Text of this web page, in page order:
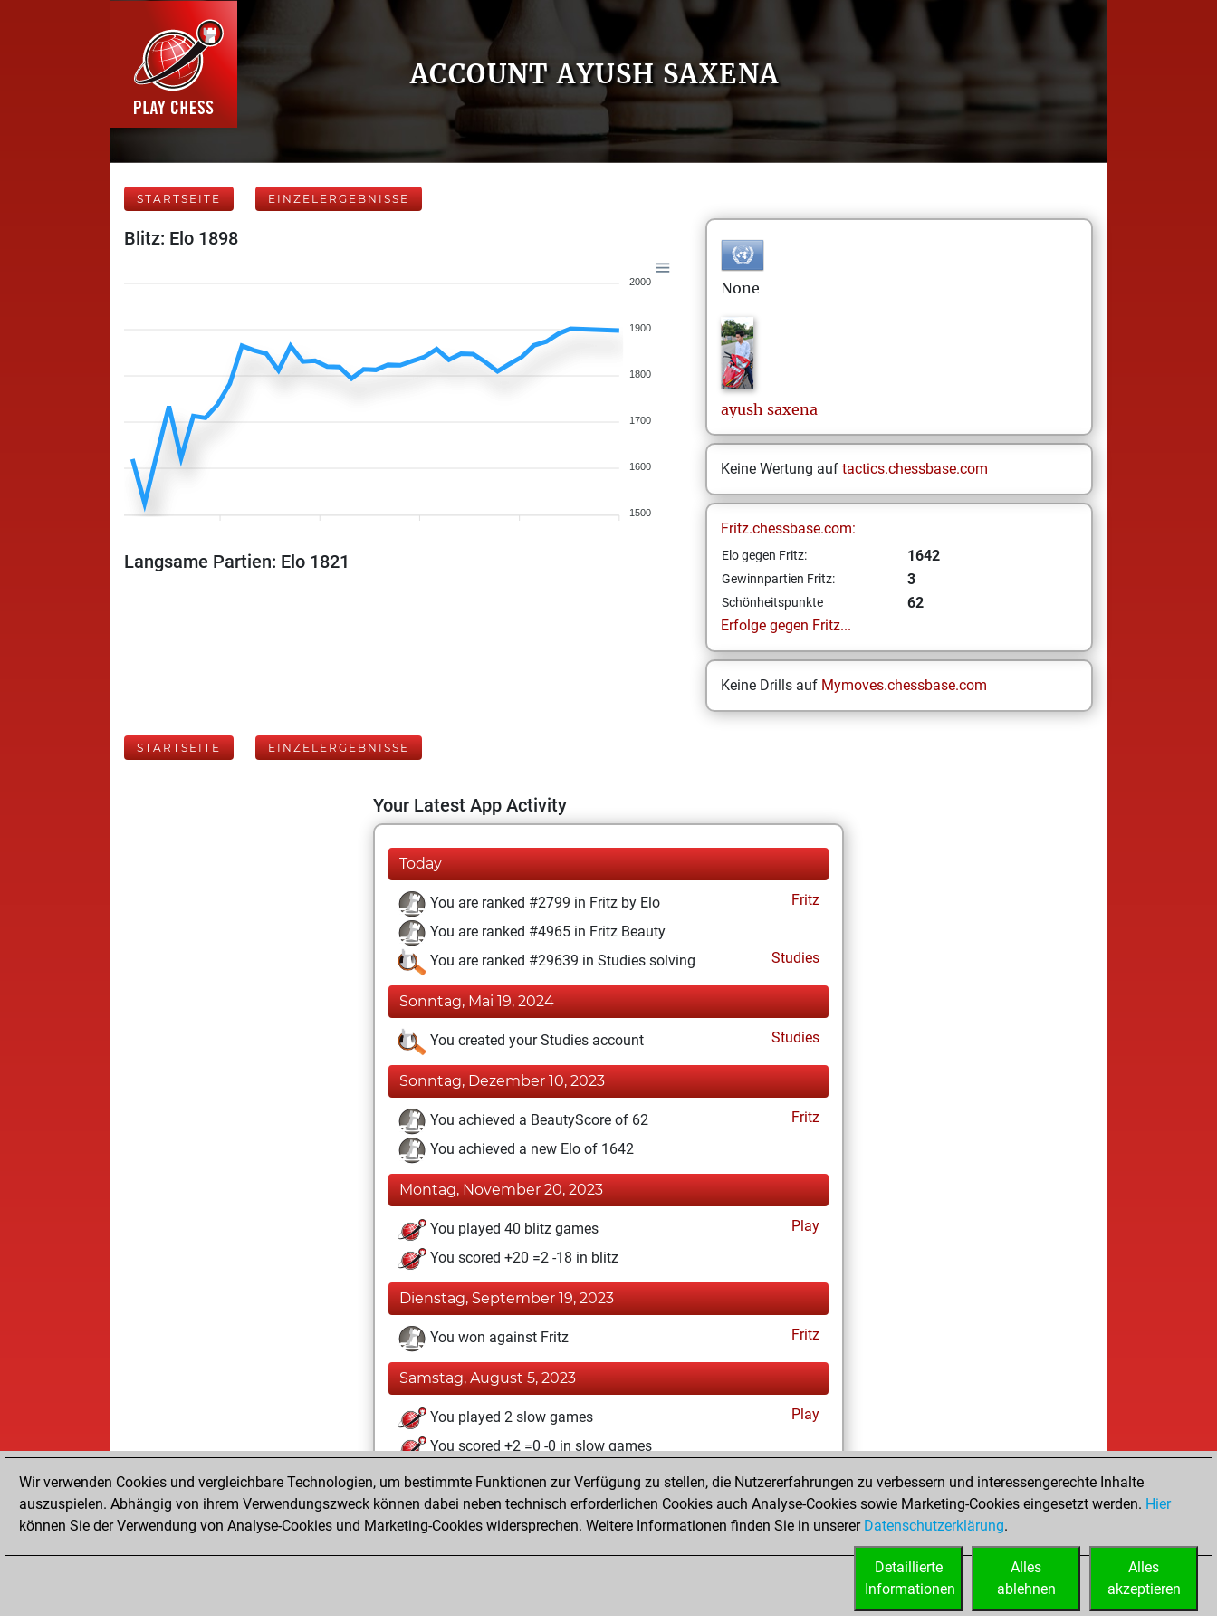
ACCOUNT AYUSH SAXENA
STARTSEITE EINZELERGEBNISSE
Blitz: Elo 1898
2000
1900
1800
1700
1600
1500
Langsame Partien: Elo 1821
None
ayush saxena
Keine Wertung auf tactics.chessbase.com
Fritz.chessbase.com:
Elo gegen Fritz: 1642
Gewinnpartien Fritz: 3
Schönheitspunkte
62
Erfolge gegen Fritz...
Keine Drills auf Mymoves.chessbase.com
STARTSEITE EINZELERGEBNISSE
Your Latest App Activity
Today
You are ranked #2799 in Fritz by Elo
Fritz
You are ranked #4965 in Fritz Beauty
You are ranked #29639 in Studies solving
Studies
Sonntag, Mai 19, 2024
You created your Studies account Studies
Sonntag, Dezember 10, 2023
You achieved a BeautyScore of 62
Fritz
You achieved a new Elo of 1642
Montag, November 20, 2023
You played 40 blitz games
Play
You scored +20 =2 -18 in blitz
Dienstag, September 19, 2023
You won against Fritz Fritz
Samstag, August 5, 2023
You played 2 slow games
Play
You scored +2 =0 -0 in slow games
Sonntag, Juli 2, 2023
You created your Fritz account Fritz
Wir verwenden Cookies und vergleichbare Technologien, um bestimmte Funktionen zur Verfügung zu stellen, die Nutzererfahrungen zu verbessern und interessengerechte Inhalte
auszuspielen. Abhängig von ihrem Verwendungszweck können dabei neben technisch erforderlichen Cookies auch Analyse-Cookies sowie Marketing-Cookies eingesetzt werden. Hier
können Sie der Verwendung von Analyse-Cookies und Marketing-Cookies widersprechen. Weitere Informationen finden Sie in unserer Datenschutzerklärung.
Alles
akzeptieren
Alles
ablehnen
Detaillierte
Informationen